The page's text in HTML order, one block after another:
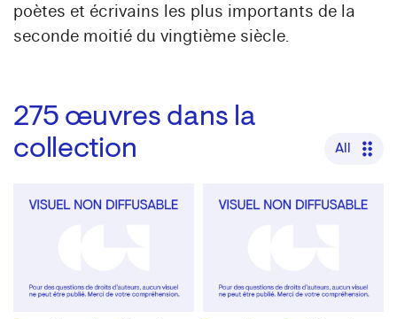
poètes et écrivains les plus importants de la
seconde moitié du vingtième siècle.
275 œuvres dans la
collection
All